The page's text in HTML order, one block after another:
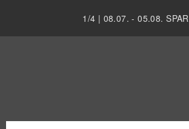
1 /4 | 08.07. -05.08. SPAR